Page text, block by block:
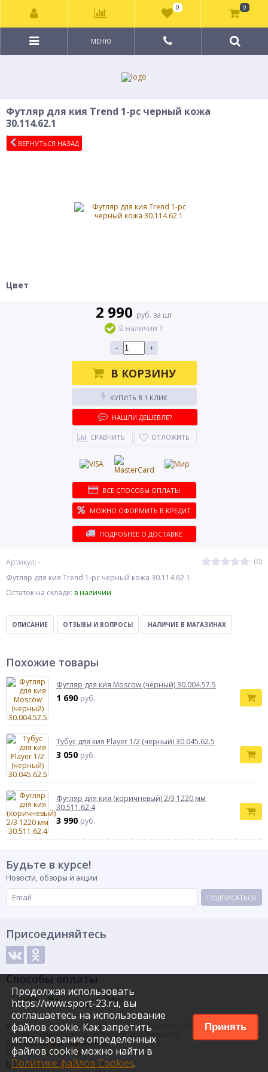
МЕНЮ
Футляр для кия Trend 1-pc черный кожа
30.114.62.1
ВЕРНУТЬСЯ НАЗАД
Артикул: -
(0)
Футляр для кия Trend 1-pc черный кожа 30.114.62.1
Остаток на складе: в наличии
Цвет
2 990 руб. за шт
В наличии 1
-
+
В КОРЗИНУ
КУПИТЬ В 1 КЛИК
НАШЛИ ДЕШЕВЛЕ?
СРАВНИТЬ ОТЛОЖИТЬ
ВСЕ СПОСОБЫ ОПЛАТЫ
МОЖНО ОФОРМИТЬ В КРЕДИТ
ПОДРОБНЕЕ О ДОСТАВКЕ
ОПИСАНИЕ ОТЗЫВЫ И ВОПРОСЫ НАЛИЧИЕ В МАГАЗИНАХ
Похожие товары
Футляр для кия Moscow (черный) 30.004.57.5
1 690 руб.
Тубус для кия Player 1/2 (черный) 30.045.62.5
3 050 руб.
Футляр для кия (коричневый) 2/3 1220 мм
30.511.62.4
3 990 руб.
Продолжая использовать
https://www.sport-23.ru, вы
соглашаетесь на использование
файлов cookie. Как запретить
использование определенных
файлов cookie можно найти в
Политике файлов Cookies.
Принять
Будьте в курсе!
Новости, обзоры и акции
ПОДПИСАТЬСЯ
Присоединяйтесь
Способы оплаты
© Интернет-магазин спортивных товаров Евроспорт, 2015
Россия, г. Новороссийск, ул. Героев Десантников 83
Политика конфиденциальности
Политика файлов Cookies
Контакты Карта сайта
0 0